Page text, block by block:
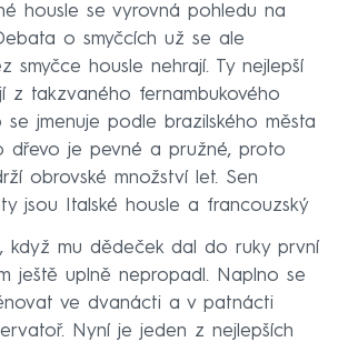
housle se vyrovná pohledu na
o smyčcích už se ale
smyčce housle nehrají. Ty nejlepší
z takzvaného fernambukového
se jmenuje podle brazilského města
dřevo je pevné a pružné, proto
obrovské množství let. Sen
jsou Italské housle a francouzský
když mu dědeček dal do ruky první
ještě uplně nepropadl. Naplno se
ve dvanácti a v patnácti
Nyní je jeden z nejlepších